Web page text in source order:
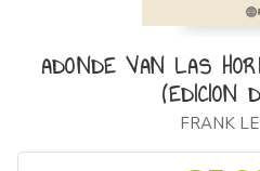
ADONDE VAN LAS
(EDICION
FRANK